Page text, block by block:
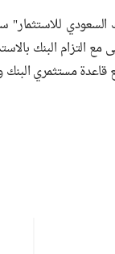
السعودي
مع التزام البنك
مستثمري